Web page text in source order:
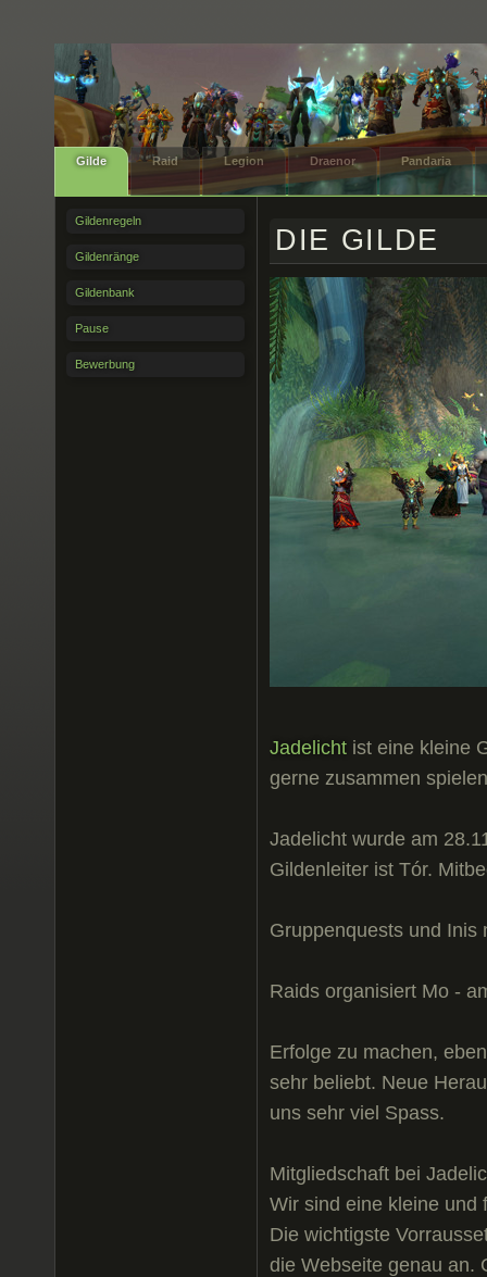
Gilde Raid Legion Draenor Pandaria
Gildenregeln
Gildenränge
Gildenbank
Pause
Bewerbung
DIE GILDE
Jadelicht ist eine kleine
gerne zusammen
Jadelicht wurde am
Gildenleiter ist Tór.
Gruppenquests und Inis
Raids organisiert Mo -
Erfolge zu machen,
sehr beliebt. Neue
uns sehr viel Spass.
Mitgliedschaft bei
Wir sind eine kleine und
Die wichtigste
die Webseite genau an.